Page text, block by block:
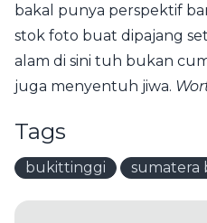
bakal punya perspektif
stok foto buat dipajang
alam di sini tuh bukan
juga menyentuh jiwa.
Tags
bukittinggi sumatera